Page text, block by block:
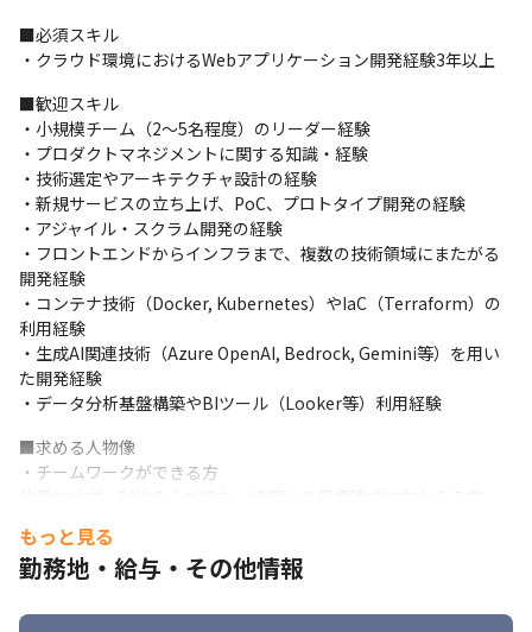
産性を向上させています。
技術力を最大限に発揮できる環境が整っています。
トレンド技術に挑戦し、自らのスキルを高めたいエンジニアにと
って、
これ以上なく成長できる環境です！
■働く環境
持ち帰り案件なのでフルリモートor本社で業務をしています。
バーチャルオフィスを活用し、チームで円滑にコミュニケーショ
ンを取りながら
業務に取り組める環境をご用意しています。
また、月に数回1on1も実施しているため、フルリモートであって
も孤独感は感じづらい環境です。
新しい経験が積みたくても経験がないと難しい場合が多いです
が、
0次ラボは「チーム」でプロジェクトに関わるため、
新しいことにチャレンジすることができます。
【業務内容】
■必須スキル
・クラウド環境におけるWebアプリケーション開発経験3年以上
■歓迎スキル
・小規模チーム（2〜5名程度）のリーダー経験
・プロダクトマネジメントに関する知識・経験
・技術選定やアーキテクチャ設計の経験
・新規サービスの立ち上げ、PoC、プロトタイプ開発の経験
・アジャイル・スクラム開発の経験
・フロントエンドからインフラまで、複数の技術領域にまたがる
開発経験
・コンテナ技術（Docker, Kubernetes）やIaC（Terraform）の
利用経験
・生成AI関連技術（Azure OpenAI, Bedrock, Gemini等）を用い
た開発経験
・データ分析基盤構築やBIツール（Looker等）利用経験
■求める人物像
・チームワークができる方
・成長し続けられる方
び続けられる方。
もっと見る
勤務地・給与・その他情報